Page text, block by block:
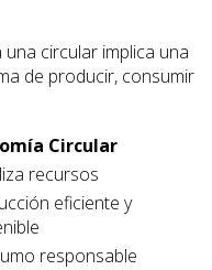
circular implica una
de producir, consumir
Circular
recursos
eficiente y
responsable